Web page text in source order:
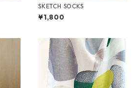
SKETCH SOCKS
¥1,800